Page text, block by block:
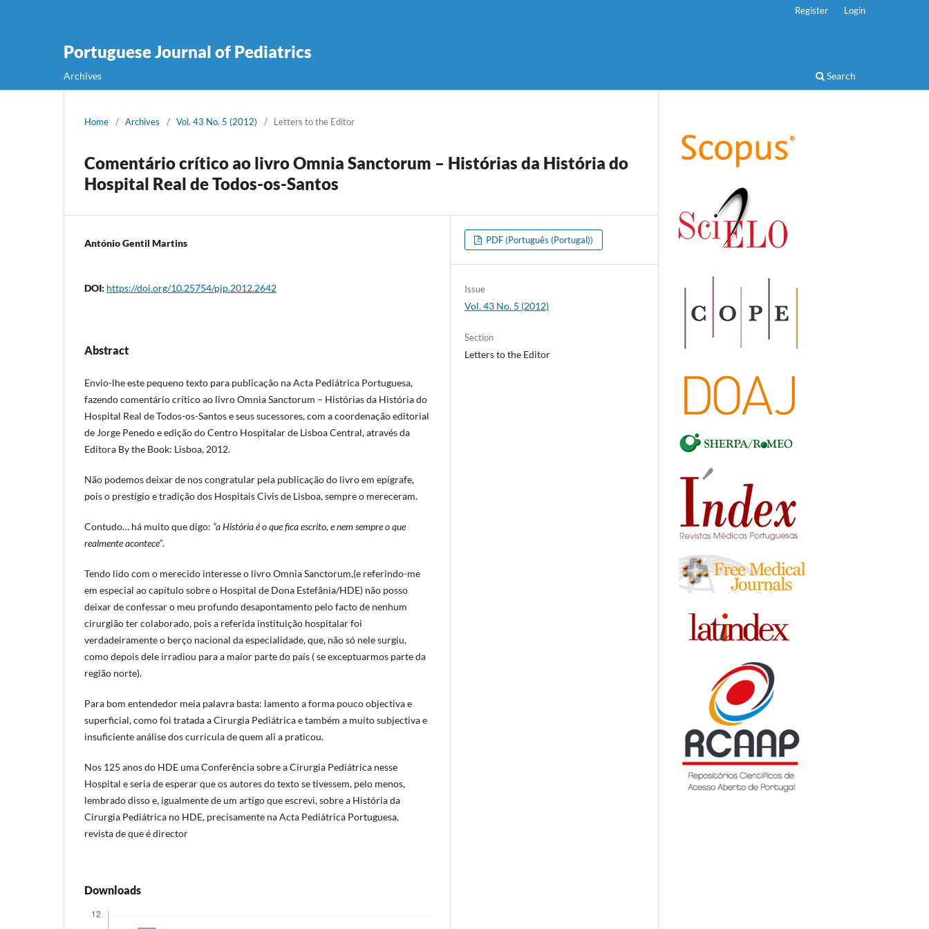
Portuguese Journal of Pediatrics
Archives Search
Register Login
Home / Archives / Vol. 43 No. 5 (2012) / Letters to the Editor
Comentário crítico ao livro Omnia Sanctorum – Histórias da História do
Hospital Real de Todos-os-Santos
António Gentil Martins
DOI: https://doi.org/10.25754/pjp.2012.2642
Abstract
Envio-lhe este pequeno texto para publicação na Acta Pediátrica Portuguesa,
fazendo comentário crítico ao livro Omnia Sanctorum – Histórias da História do
Hospital Real de Todos-os-Santos e seus sucessores, com a coordenação editorial
de Jorge Penedo e edição do Centro Hospitalar de Lisboa Central, através da
Editora By the Book: Lisboa, 2012.
Não podemos deixar de nos congratular pela publicação do livro em epígrafe,
pois o prestígio e tradição dos Hospitais Civis de Lisboa, sempre o mereceram.
Contudo… há muito que digo: “a História é o que fica escrito, e nem sempre o que
realmente acontece”.
Tendo lido com o merecido interesse o livro Omnia Sanctorum,(e referindo-me
em especial ao capítulo sobre o Hospital de Dona Estefânia/HDE) não posso
deixar de confessar o meu profundo desapontamento pelo facto de nenhum
cirurgião ter colaborado, pois a referida instituição hospitalar foi
verdadeiramente o berço nacional da especialidade, que, não só nele surgiu,
como depois dele irradiou para a maior parte do país ( se exceptuarmos parte da
região norte).
Para bom entendedor meia palavra basta: lamento a forma pouco objectiva e
superficial, como foi tratada a Cirurgia Pediátrica e também a muito subjectiva e
insuficiente análise dos curricula de quem ali a praticou.
Nos 125 anos do HDE uma Conferência sobre a Cirurgia Pediátrica nesse
Hospital e seria de esperar que os autores do texto se tivessem, pelo menos,
lembrado disso e, igualmente de um artigo que escrevi, sobre a História da
Cirurgia Pediátrica no HDE, precisamente na Acta Pediátrica Portuguesa,
revista de que é director
Downloads
PDF (Português (Portugal))
Issue
Vol. 43 No. 5 (2012)
Section
Letters to the Editor